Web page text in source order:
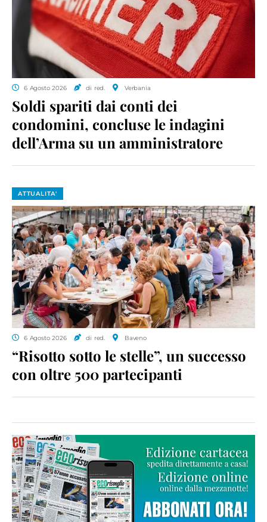
6 Agosto 2026 di red. Verbania
Soldi spariti dai conti dei
condomini, concluse le indagini
dell’Arma su un amministratore
ATTUALITA'
6 Agosto 2026 di red. Baveno
“Risotto sotto le stelle”, un successo
con oltre 500 partecipanti